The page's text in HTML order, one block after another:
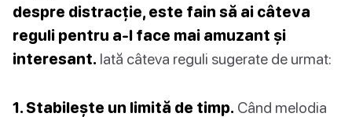
despre distracție, este fain să ai câteva
reguli pentru a-l face mai amuzant și
interesant. Iată câteva reguli sugerate de urmat:
1. Stabilește un limită de timp. Când melodia